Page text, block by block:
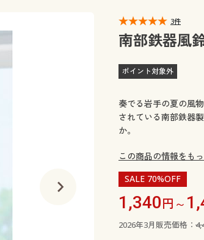
貨・日用品
カーテン・ラグ・ファブリック
ジ
3件
南部鉄器風
ポイント対象外
奏でる岩手の夏の風
されている南部鉄器
か。
この商品の情報をも
SALE 70%OFF
1,340円～
2026年3月販売価格：